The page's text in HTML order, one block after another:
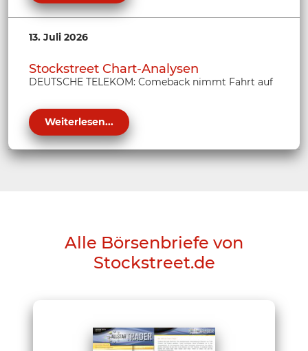
13. Juli 2026
Stockstreet Chart-Analysen
DEUTSCHE TELEKOM: Comeback nimmt Fahrt auf
Weiterlesen...
Alle Börsenbriefe von
Stockstreet.de